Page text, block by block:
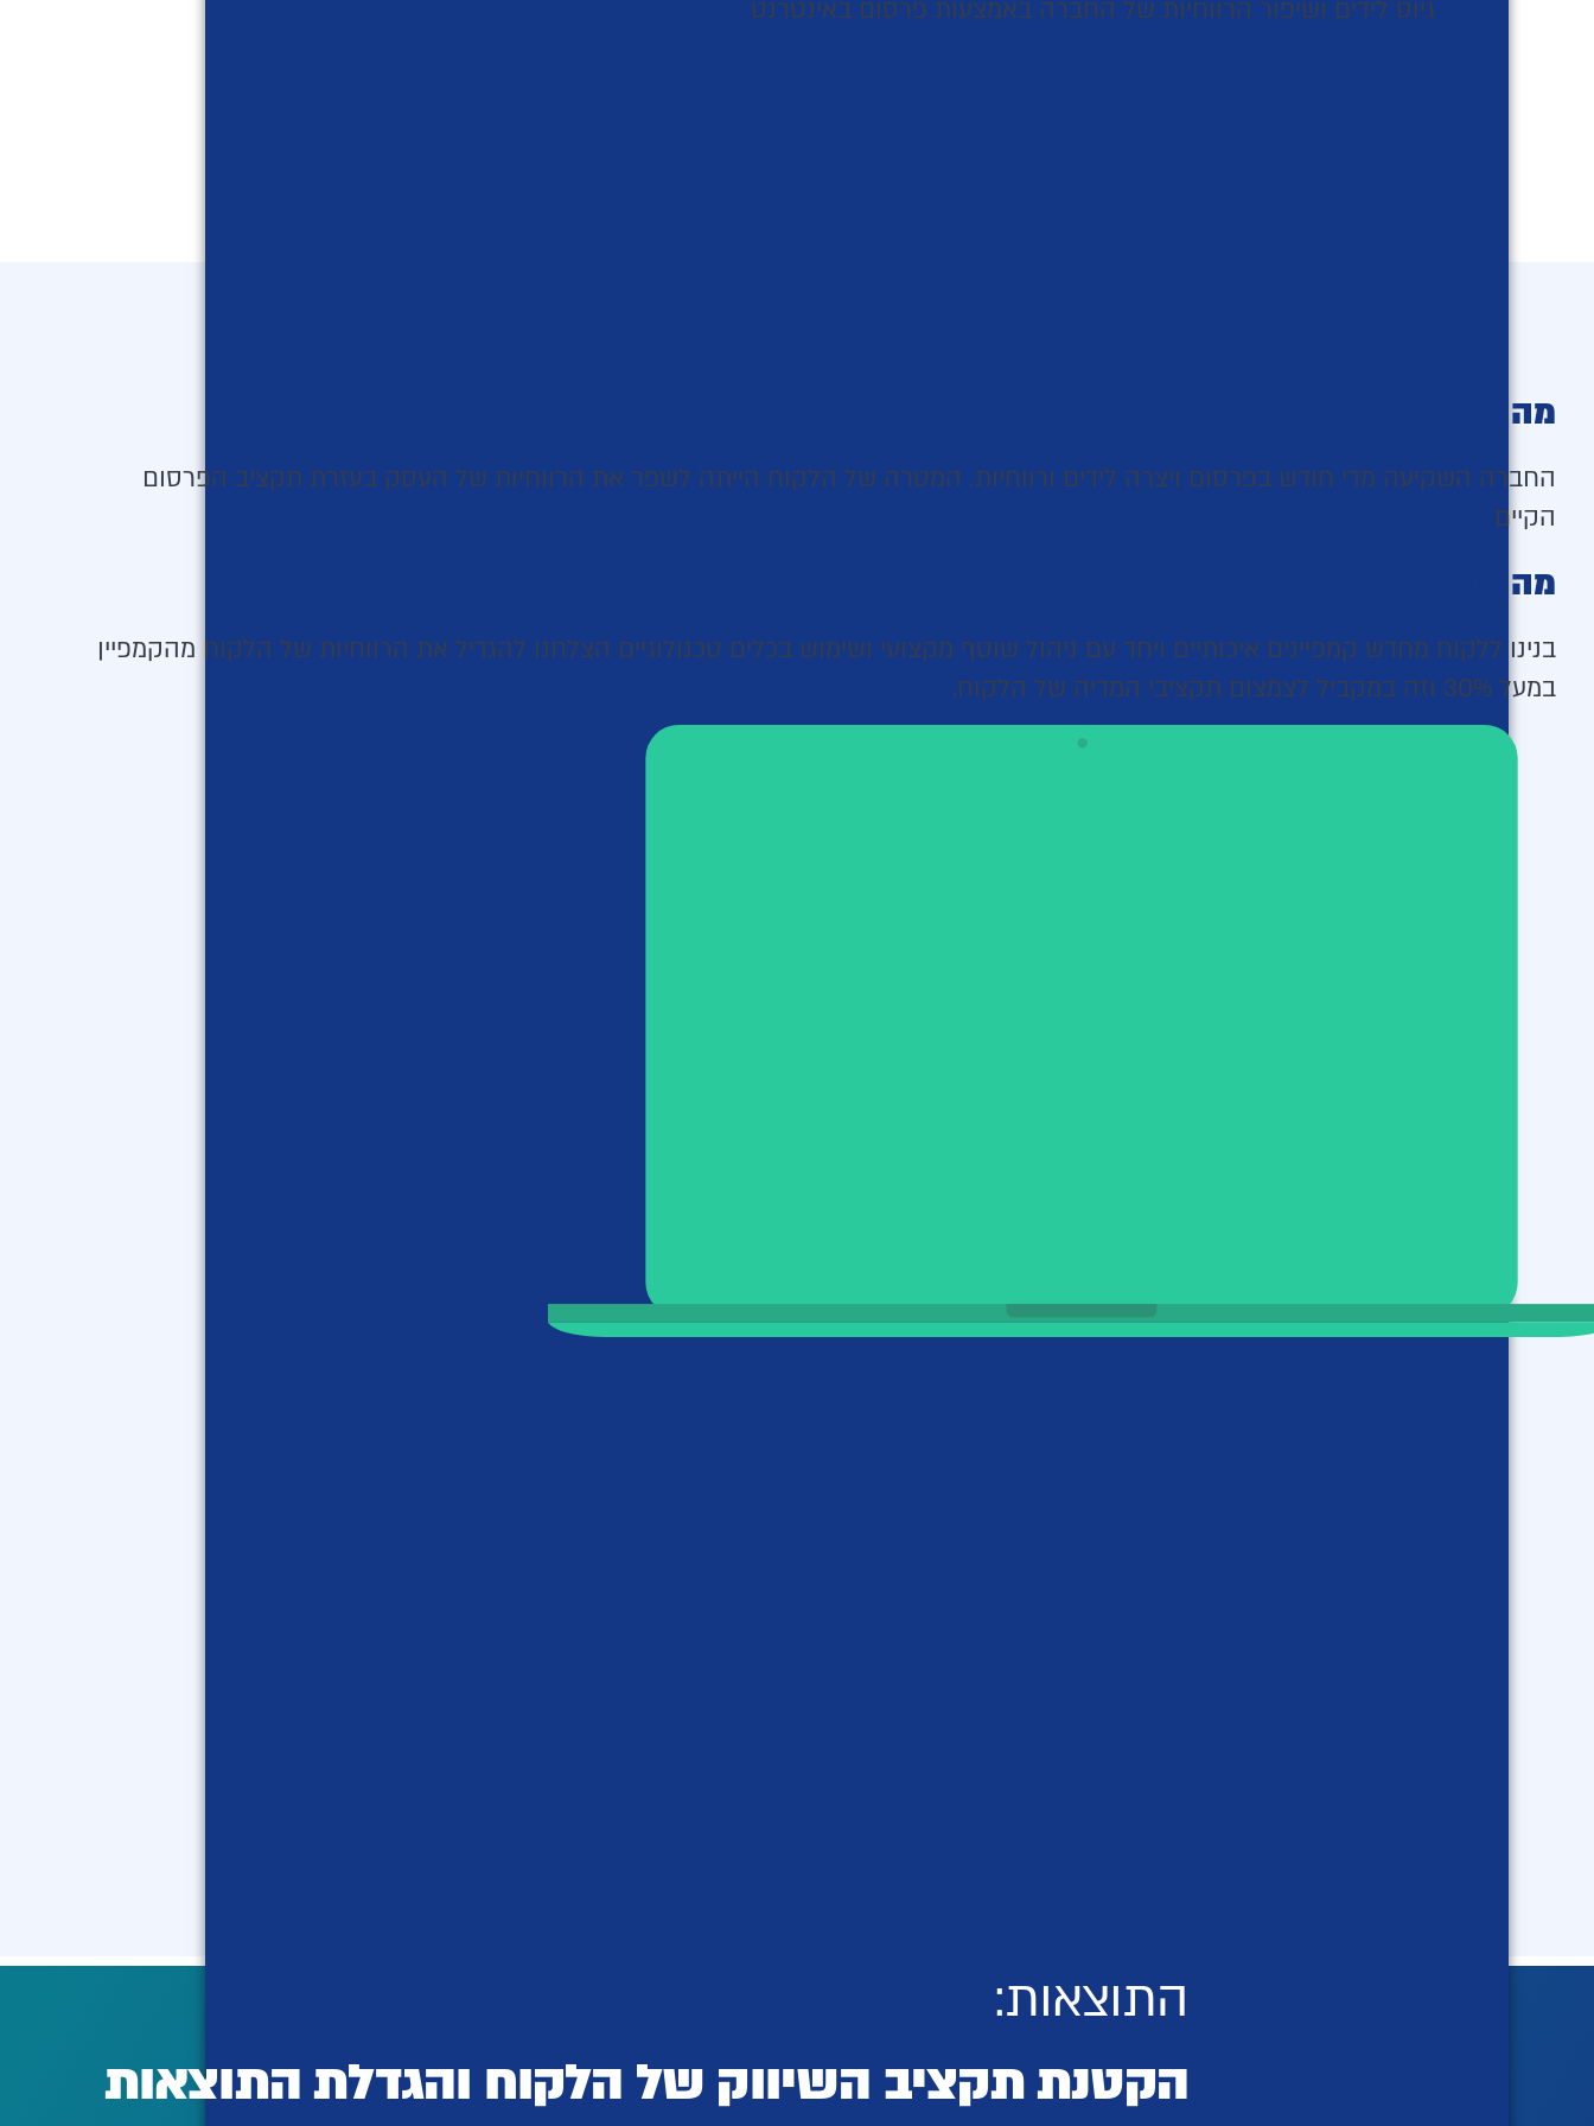
גיוס לידים ושיפור הרווחיות של החברה באמצעות פרסום באינטרנט
מה הלקוח היה צריך?
החברה השקיעה מדי חודש בפרסום ויצרה לידים ורווחיות. המטרה של הלקוח הייתה לשפר את הרווחיות של העסק בעזרת תקציב הפרסום
הקיים
מה עשינו?
בנינו ללקוח מחדש קמפיינים איכותיים ויחד עם ניהול שוטף מקצועי ושימוש בכלים טכנולוגיים הצלחנו להגדיל את הרווחיות של הלקוח מהקמפיין
במעל 30% וזה במקביל לצמצום תקציבי המדיה של הלקוח.
התוצאות:
הקטנת תקציב השיווק של הלקוח והגדלת התוצאות